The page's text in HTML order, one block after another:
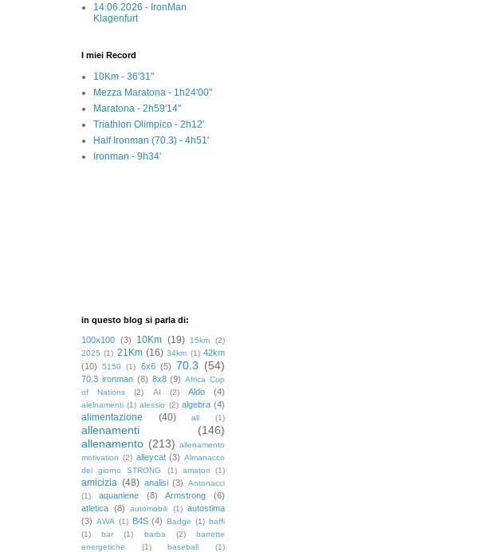
14.06.2026 - IronMan
Klagenfurt
I miei Record
10Km - 36'31"
Mezza Maratona - 1h24'00"
Maratona - 2h59'14"
Triathlon Olimpico - 2h12'
Half Ironman (70.3) - 4h51'
Ironman - 9h34'
in questo blog si parla di:
100x100 (3) 10Km (19) 15km
(2)
2025 (1) 21Km (16) 34km (1) 42km
(10)
5150 (1) 6x6 (5) 70.3 (54)
70.3 ironman (8) 8x8 (9) Africa Cup
of Nations
(2) AI (2) Aldo (4)
alelnamenti (1) alessio (2) algebra (4)
alimentazione (40) all (1)
allenamenti
(146)
allenamento (213) allenamento
motivation (2) alleycat (3) Almanacco
del giorno STRONG
(1) amatori (1)
amicizia (48) analisi (3)
Antonacci
(1)
aquaniene (8) Armstrong
(6)
atletica (8) automobili (1) autostima
(3) AWA (1) B4S (4) Badge (1) baffi
(1)
bar (1) barba (2)
barrette
energetiche
(1) baseball
(1)